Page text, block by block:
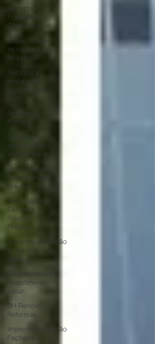
Reformas
Prediais Rua
Castelo da Be
O que causa
as rachaduras
no prédio
Reforma e
pintura de
garagem de
con
Reformas
Prédios
Qual é a
melhor época
para pintar a
Serviços para
condomínios
prédios
Reforma de
Fachada
Predial
Prédios
Impermeabilização
antes da
pintura,
Desplacamento
revestimento
evitar
BH Renovo
Reformas
Impermeabilização
Fachada